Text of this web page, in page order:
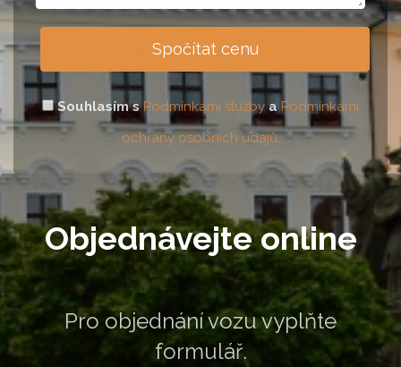
Spočítat cenu
Souhlasím s Podmínkami služby a Podmínkami
ochrany osobních údajů.
Objednávejte online
Pro objednání vozu vyplňte
formulář.